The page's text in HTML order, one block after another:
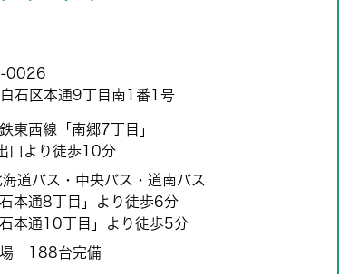
0026
石区本通9丁目南1番1号
東西線「南郷7丁目」
口より徒歩10分
道バス・中央バス・道南バス
石本通8丁目」より徒歩6分
石本通10丁目」より徒歩5分
場 188台完備